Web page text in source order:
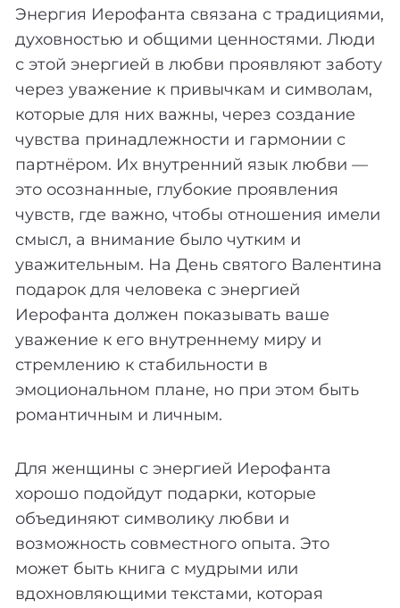
Энергия Иерофанта связана с традициями,
духовностью и общими ценностями. Люди
с этой энергией в любви проявляют заботу
через уважение к привычкам и символам,
которые для них важны, через создание
чувства принадлежности и гармонии с
партнёром. Их внутренний язык любви —
это осознанные, глубокие проявления
чувств, где важно, чтобы отношения имели
смысл, а внимание было чутким и
уважительным. На День святого Валентина
подарок для человека с энергией
Иерофанта должен показывать ваше
уважение к его внутреннему миру и
стремлению к стабильности в
эмоциональном плане, но при этом быть
романтичным и личным.
Для женщины с энергией Иерофанта
хорошо подойдут подарки, которые
объединяют символику любви и
возможность совместного опыта. Это
может быть книга с мудрыми или
вдохновляющими текстами, которая